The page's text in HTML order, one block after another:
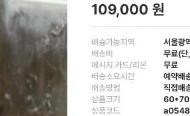
109,000 원
배송가능지역
서울광
배송비
무료(단
메시지 카드/리본
무료
배송소요시간
예약배
배송방법
직접배
상품크기
60*70
상품코드